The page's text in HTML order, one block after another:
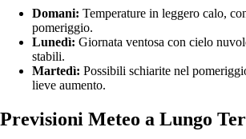
Domani: Temperature in leggero calo,
pomeriggio.
Lunedì: Giornata ventosa con cielo
stabili.
Martedì: Possibili schiarite nel
lieve aumento.
Previsioni Meteo a Lungo